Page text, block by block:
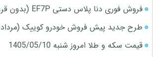
فروش فوری دنا پلاس دستی EF7P (بدون قرعه کشی)
طرح جدید پیش فروش خودرو کوییک (مرداد 1405)
قیمت سکه و طلا امروز شنبه 1405/05/10